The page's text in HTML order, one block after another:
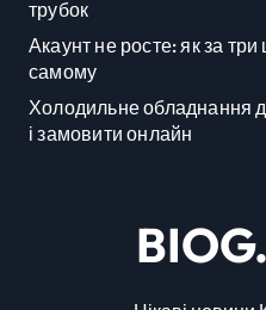
трубок
Акаунт не росте: як за
самому
Холодильне обладнання
і замовити онлайн